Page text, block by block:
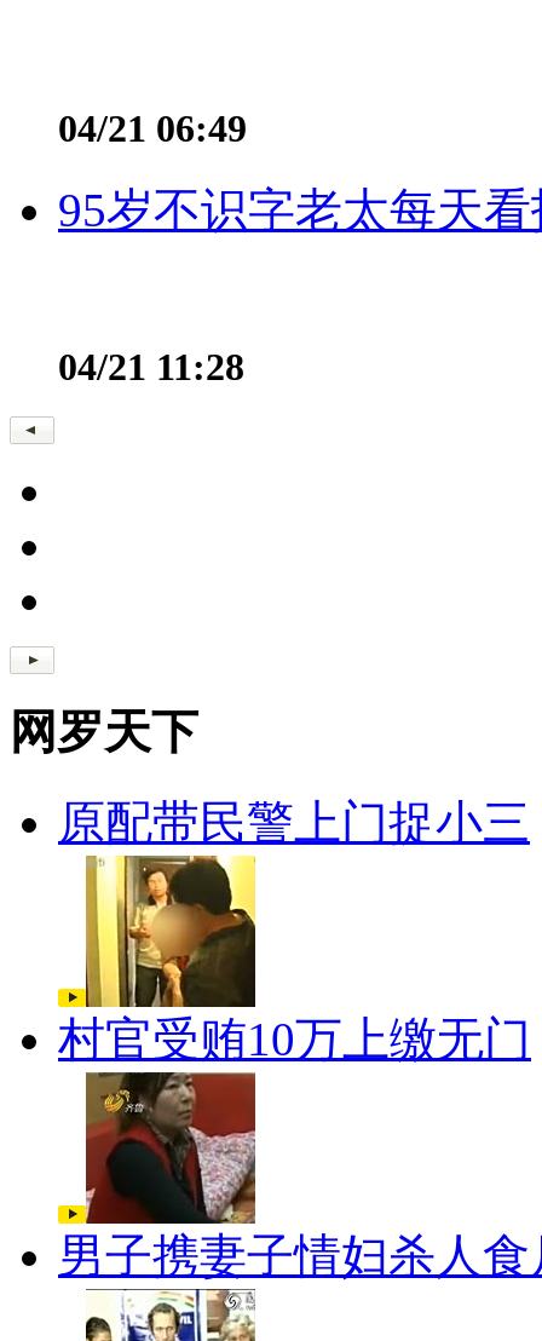
04/21 06:49
95岁不识字老太每天
04/21 11:28
网罗天下
原配带民警上门捉小三
村官受贿10万上缴无门
男子携妻子情妇杀人食